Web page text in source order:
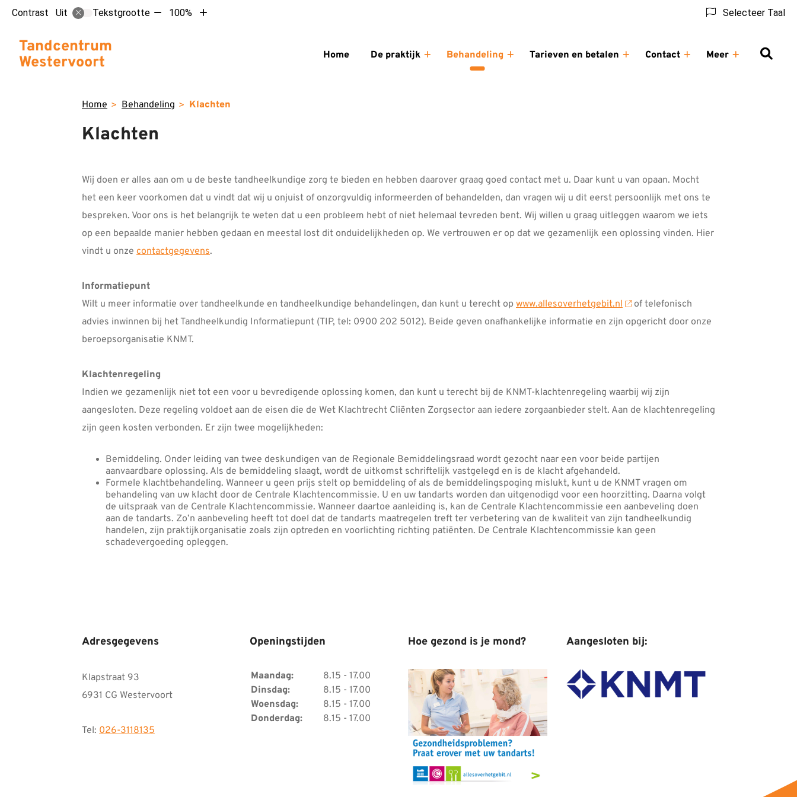
Contrast Uit Tekstgrootte Tekst100%
Tekst
Selecteer Taal
Tandcentrum
Westervoort
Home
De praktijk
Behandeling
Tarieven en betalen
Contact
Meer
Home Behandeling Klachten
Klachten
Wij doen er alles aan om u de beste tandheelkundige zorg te bieden en hebben daarover graag goed contact met u. Daar kunt u van opaan. Mocht
het een keer voorkomen dat u vindt dat wij u onjuist of onzorgvuldig informeerden of behandelden, dan vragen wij u dit eerst persoonlijk met ons te
bespreken. Voor ons is het belangrijk te weten dat u een probleem hebt of niet helemaal tevreden bent. Wij willen u graag uitleggen waarom we iets
op een bepaalde manier hebben gedaan en meestal lost dit onduidelijkheden op. We vertrouwen er op dat we gezamenlijk een oplossing vinden. Hier
vindt u onze contactgegevens.
Informatiepunt
Wilt u meer informatie over tandheelkunde en tandheelkundige behandelingen, dan kunt u terecht op www.allesoverhetgebit.nl
of telefonisch
advies inwinnen bij het Tandheelkundig Informatiepunt (TIP, tel: 0900 202 5012). Beide geven onafhankelijke informatie en zijn opgericht door onze
beroepsorganisatie KNMT.
Klachtenregeling
Indien we gezamenlijk niet tot een voor u bevredigende oplossing komen, dan kunt u terecht bij de KNMT-klachtenregeling waarbij wij zijn
aangesloten. Deze regeling voldoet aan de eisen die de Wet Klachtrecht Cliënten Zorgsector aan iedere zorgaanbieder stelt. Aan de klachtenregeling
zijn geen kosten verbonden. Er zijn twee mogelijkheden:
Bemiddeling. Onder leiding van twee deskundigen van de Regionale Bemiddelingsraad wordt gezocht naar een voor beide partijen
aanvaardbare oplossing. Als de bemiddeling slaagt, wordt de uitkomst schriftelijk vastgelegd en is de klacht afgehandeld.
Formele klachtbehandeling. Wanneer u geen prijs stelt op bemiddeling of als de bemiddelingspoging mislukt, kunt u de KNMT vragen om
behandeling van uw klacht door de Centrale Klachtencommissie. U en uw tandarts worden dan uitgenodigd voor een hoorzitting. Daarna volgt
de uitspraak van de Centrale Klachtencommissie. Wanneer daartoe aanleiding is, kan de Centrale Klachtencommissie een aanbeveling doen
aan de tandarts. Zo’n aanbeveling heeft tot doel dat de tandarts maatregelen treft ter verbetering van de kwaliteit van zijn tandheelkundig
handelen, zijn praktijkorganisatie zoals zijn optreden en voorlichting richting patiënten. De Centrale Klachtencommissie kan geen
schadevergoeding opleggen.
Adresgegevens
Klapstraat 93
6931 CG Westervoort
Tel: 026-3118135
Openingstijden
Maandag:
8.15 - 17.00
Dinsdag:
8.15 - 17.00
Woensdag:
8.15 - 17.00
Donderdag:
8.15 - 17.00
Hoe gezond is je mond? Aangesloten bij: